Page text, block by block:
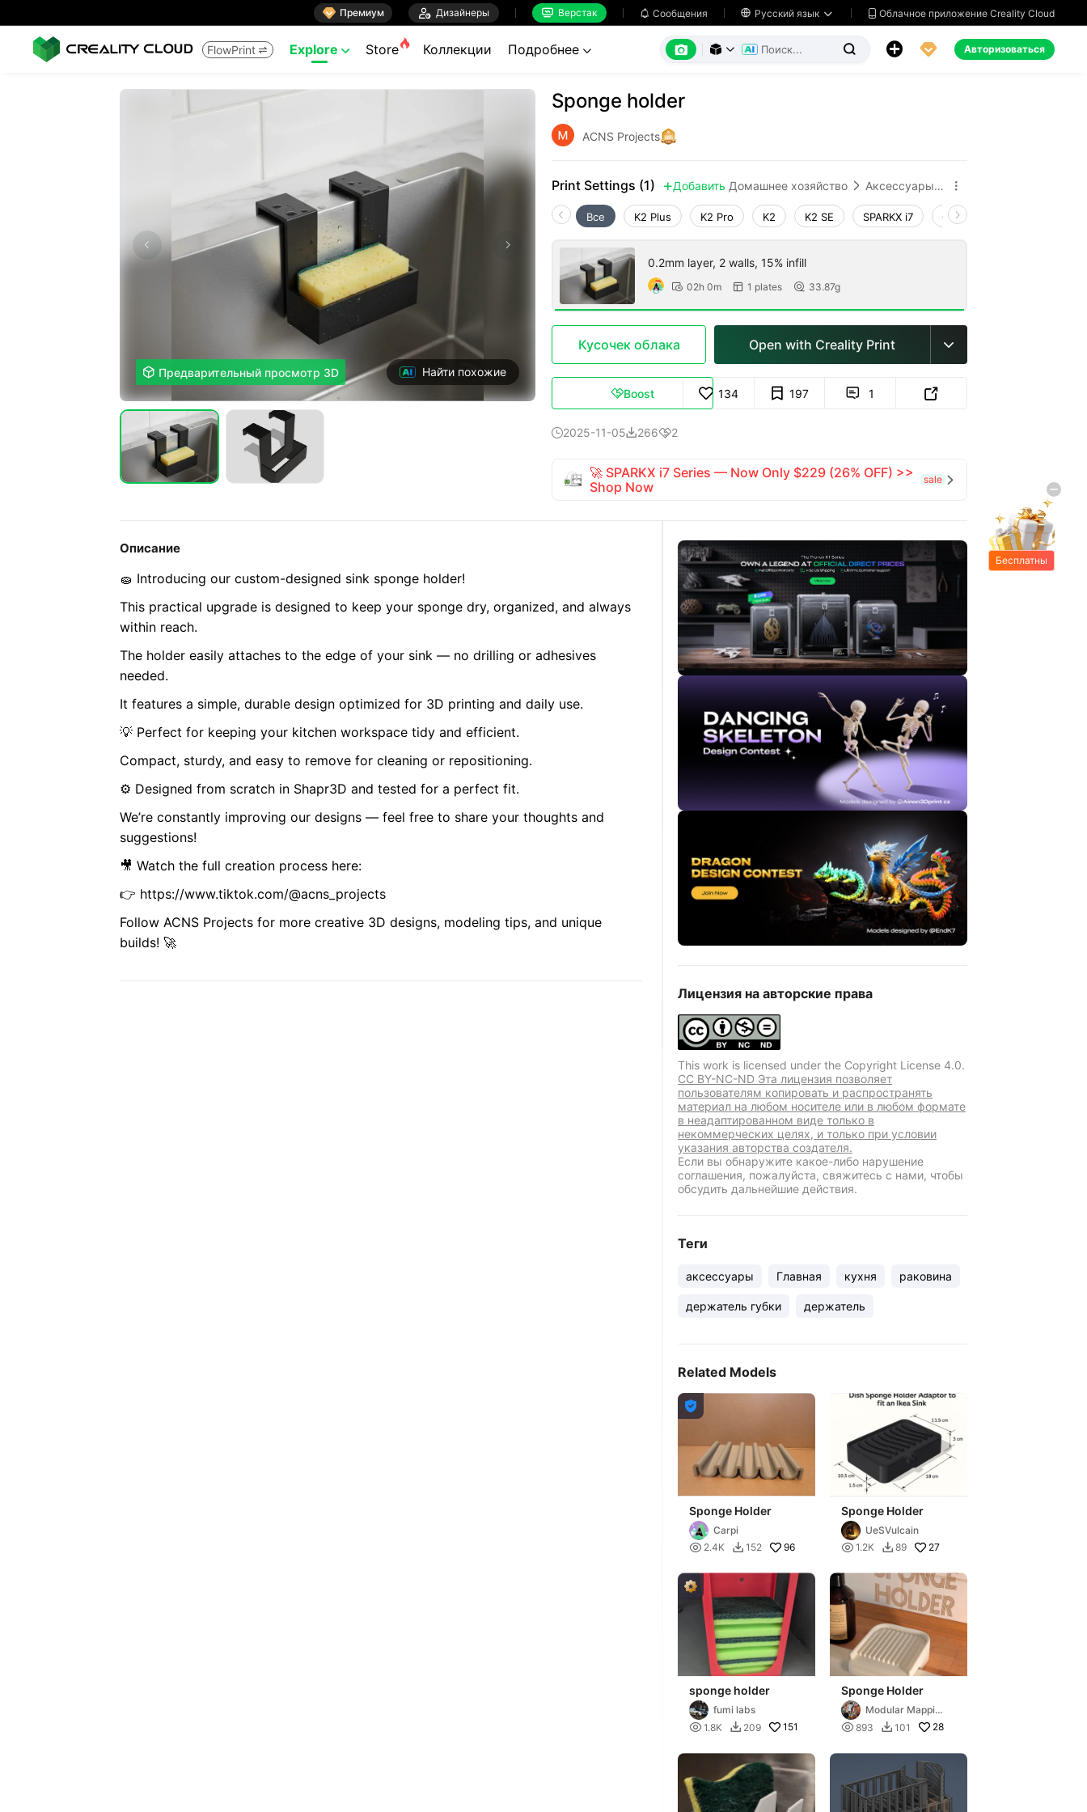
 Премиум  Дизайнеры  Верстак  Сообщения  Русский язык   Облачное приложение Creality Cloud
FlowPrint  Explore  Store Коллекции Подробнее        Авторизоваться
 Предварительный просмотр 3D Найти похожие
Sponge holder
ACNS Projects
Print Settings (1)  Добавить Домашнее хозяйство  Аксессуары для бытовой техники 
Все K2 Plus K2 Pro K2 K2 SE SPARKX i7 Creality Hi
0.2mm layer, 2 walls, 15% infill
 02h 0m  1 plates  33.87g
Кусочек облака Open with Creality Print 
Boost 134 197  1 
2025-11-052662
🚀 SPARKX i7 Series — Now Only $229 (26% OFF) >>
Shop Now
sale 
Описание
🧽 Introducing our custom-designed sink sponge holder!
This practical upgrade is designed to keep your sponge dry, organized, and always
within reach.
The holder easily attaches to the edge of your sink — no drilling or adhesives
needed.
It features a simple, durable design optimized for 3D printing and daily use.
💡 Perfect for keeping your kitchen workspace tidy and efficient.
Compact, sturdy, and easy to remove for cleaning or repositioning.
⚙️ Designed from scratch in Shapr3D and tested for a perfect fit.
We’re constantly improving our designs — feel free to share your thoughts and
suggestions!
🎥 Watch the full creation process here:
👉 https://www.tiktok.com/@acns_projects
Follow ACNS Projects for more creative 3D designs, modeling tips, and unique
builds! 🚀
Лицензия на авторские права
This work is licensed under the Copyright License 4.0.
CC BY-NC-ND Эта лицензия позволяет
пользователям копировать и распространять
материал на любом носителе или в любом формате
в неадаптированном виде только в
некоммерческих целях, и только при условии
указания авторства создателя.
Если вы обнаружите какое-либо нарушение
соглашения, пожалуйста, свяжитесь с нами, чтобы
обсудить дальнейшие действия.
Теги
аксессуары Главная кухня раковина
держатель губки держатель
Related Models

Sponge Holder
Carpi
 2.4K  152 96
Sponge Holder
UeSVulcain
 1.2K  89 27
sponge holder
fumi labs
 1.8K  209 151
Sponge Holder
Modular Mapping
3D
 893  101 28
Бесплатны